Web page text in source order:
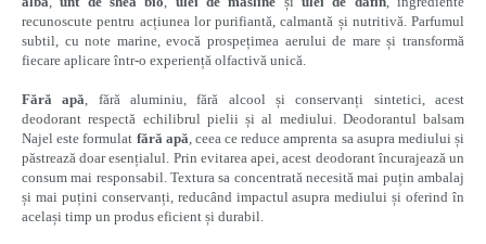
recunoscute pentru acțiunea lor purifiantă, calmantă și nutritivă. Parfumul
subtil, cu note marine, evocă prospețimea aerului de mare și transformă
fiecare aplicare într-o experiență olfactivă unică.
Fără apă, fără aluminiu, fără alcool și conservanți sintetici, acest
deodorant respectă echilibrul pielii și al mediului. Deodorantul balsam
Najel este formulat fără apă, ceea ce reduce amprenta sa asupra mediului și
păstrează doar esențialul. Prin evitarea apei, acest deodorant încurajează un
consum mai responsabil. Textura sa concentrată necesită mai puțin ambalaj
și mai puțini conservanți, reducând impactul asupra mediului și oferind în
același timp un produs eficient și durabil.